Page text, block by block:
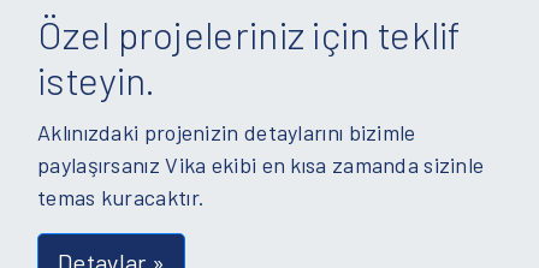
Özel projeleriniz için teklif
isteyin.
Aklınızdaki projenizin detaylarını bizimle
paylaşırsanız Vika ekibi en kısa zamanda sizinle
temas kuracaktır.
Detaylar »